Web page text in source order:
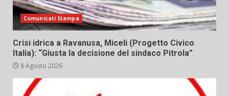
Comunicati Stampa
Crisi idrica a Ravanusa, Miceli (Progetto Civico
Italia): “Giusta la decisione del sindaco Pitrola”
8 Agosto 2026